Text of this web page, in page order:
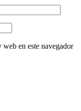
en este navegador